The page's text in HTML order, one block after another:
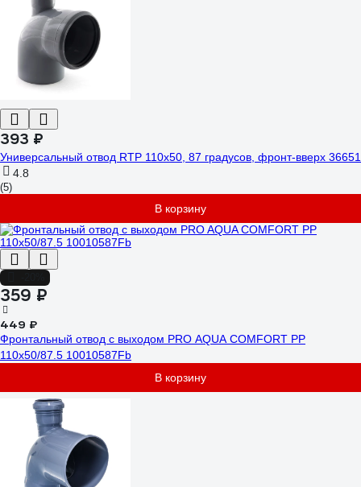
393 ₽
Универсальный отвод RTP 110х50, 87 градусов, фронт-вверх 36651
4.8
(5)
В корзину
359 ₽
449 ₽
Фронтальный отвод с выходом PRO AQUA COMFORT PP
110x50/87.5 10010587Fb
В корзину